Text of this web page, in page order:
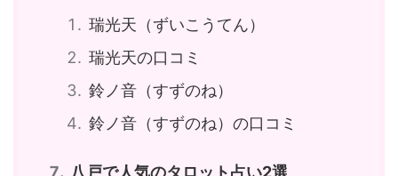
瑞光天（ずいこうてん）
瑞光天の口コミ
鈴ノ音（すずのね）
鈴ノ音（すずのね）の口コミ